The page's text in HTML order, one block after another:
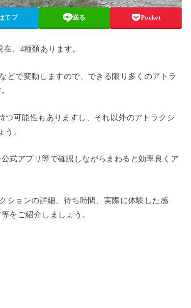
てブ 送る Pocket
、4種類あります。
どで変動しますので、できる限り多くのアトラ
つ可能性もありますし、それ以外のアトラクシ
。
式アプリ等で確認しながらまわると効率良くア
ションの詳細、待ち時間、実際に体験した感
をご紹介しましょう。